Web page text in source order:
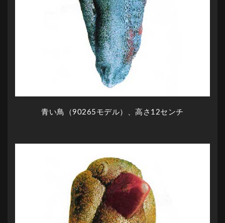
青い鳥（90265モデル）、高さ12センチ